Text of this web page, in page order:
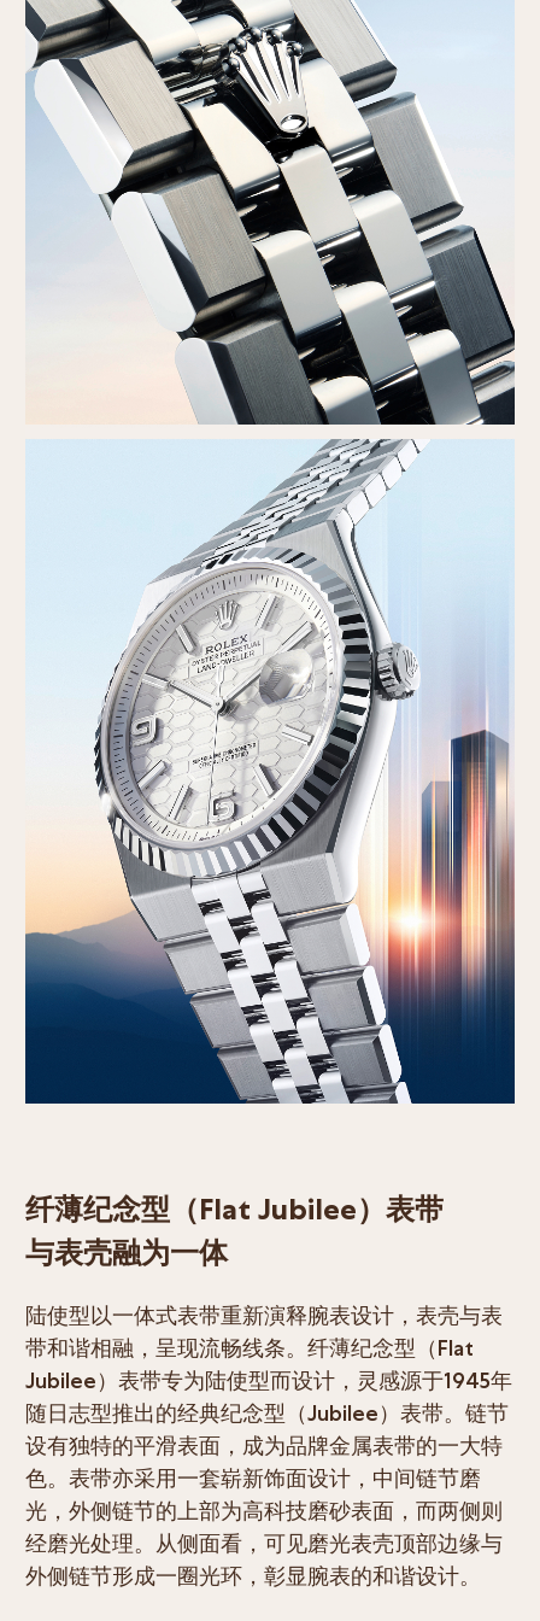
纤薄纪念型（Flat Jubilee）表带
与表壳融为一体
陆使型以一体式表带重新演释腕表设计，表壳与表
带和谐相融，呈现流畅线条。纤薄纪念型（Flat
Jubilee）表带专为陆使型而设计，灵感源于1945年
随日志型推出的经典纪念型（Jubilee）表带。链节
设有独特的平滑表面，成为品牌金属表带的一大特
色。表带亦采用一套崭新饰面设计，中间链节磨
光，外侧链节的上部为高科技磨砂表面，而两侧则
经磨光处理。从侧面看，可见磨光表壳顶部边缘与
外侧链节形成一圈光环，彰显腕表的和谐设计。